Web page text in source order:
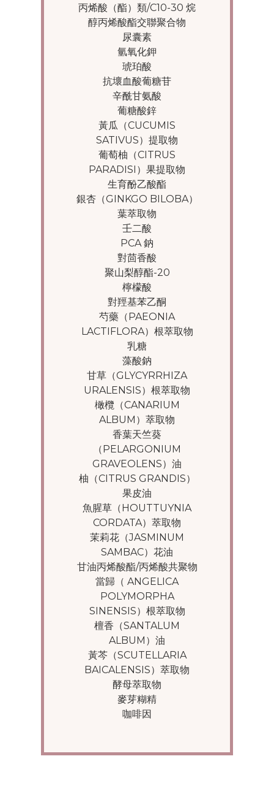
丙烯酸（酯）類/C10-30 烷
醇丙烯酸酯交聯聚合物
尿囊素
氫氧化鉀
琥珀酸
抗壞血酸葡糖苷
辛酰甘氨酸
葡糖酸鋅
黃瓜（CUCUMIS
SATIVUS）提取物
葡萄柚（CITRUS
PARADISI）果提取物
生育酚乙酸酯
銀杏（GINKGO BILOBA）
葉萃取物
壬二酸
PCA 鈉
對茴香酸
聚山梨醇酯-20
檸檬酸
對羥基苯乙酮
芍藥（PAEONIA
LACTIFLORA）根萃取物
乳糖
藻酸鈉
甘草（GLYCYRRHIZA
URALENSIS）根萃取物
橄欖（CANARIUM
ALBUM）萃取物
香葉天竺葵
（PELARGONIUM
GRAVEOLENS）油
柚（CITRUS GRANDIS）
果皮油
魚腥草（HOUTTUYNIA
CORDATA）萃取物
茉莉花（JASMINUM
SAMBAC）花油
甘油丙烯酸酯/丙烯酸共聚物
當歸（ ANGELICA
POLYMORPHA
SINENSIS）根萃取物
檀香（SANTALUM
ALBUM）油
黃芩（SCUTELLARIA
BAICALENSIS）萃取物
酵母萃取物
麥芽糊精
咖啡因